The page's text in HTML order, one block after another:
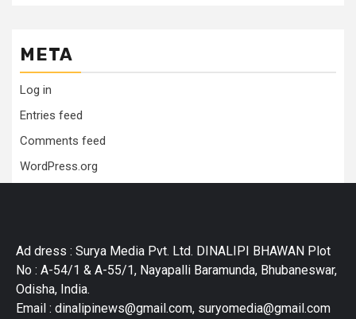
META
Log in
Entries feed
Comments feed
WordPress.org
Ad dress : Surya Media Pvt. Ltd. DINALIPI BHAWAN Plot
No : A-54/1 & A-55/1, Nayapalli Baramunda, Bhubaneswar,
Odisha, India.
Email : dinalipinews@gmail.com, suryomedia@gmail.com